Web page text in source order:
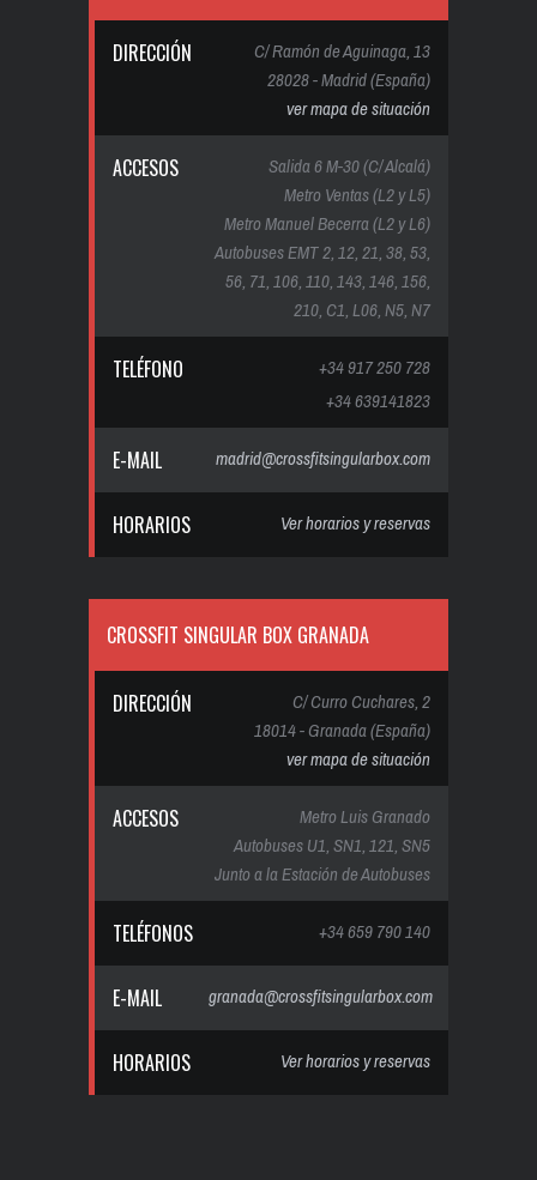
DIRECCIÓN
C/ Ramón de Aguinaga, 13
28028 - Madrid (España)
ver mapa de situación
ACCESOS
Salida 6 M-30 (C/ Alcalá)
Metro Ventas (L2 y L5)
Metro Manuel Becerra (L2 y L6)
Autobuses EMT 2, 12, 21, 38, 53,
56, 71, 106, 110, 143, 146, 156,
210, C1, L06, N5, N7
TELÉFONO
+34 917 250 728
+34 639141823
E-MAIL madrid@crossfitsingularbox.com
HORARIOS Ver horarios y reservas
CROSSFIT SINGULAR BOX GRANADA
DIRECCIÓN
C/ Curro Cuchares, 2
18014 - Granada (España)
ver mapa de situación
ACCESOS
Metro Luis Granado
Autobuses U1, SN1, 121, SN5
Junto a la Estación de Autobuses
TELÉFONOS +34 659 790 140
E-MAIL granada@crossfitsingularbox.com
HORARIOS Ver horarios y reservas